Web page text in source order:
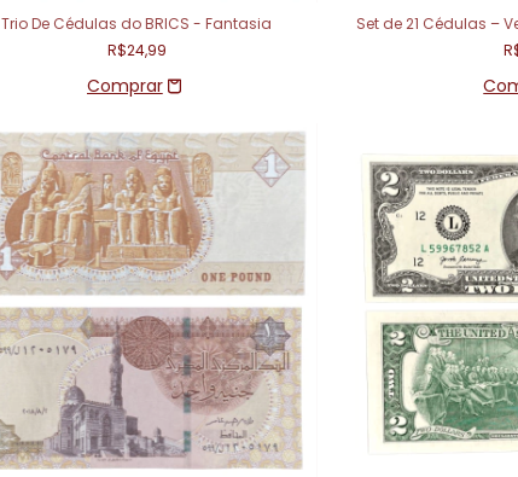
Trio De Cédulas do BRICS - Fantasia
R$24,99
Set de 21 Cédulas –